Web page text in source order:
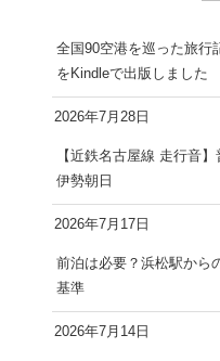
全国90空港を巡った旅行
をKindleで出版しました
2026年7月28日
【近鉄名古屋線 走行音
伊勢朝日
2026年7月17日
前泊は必要？浜松駅から
基準
2026年7月14日